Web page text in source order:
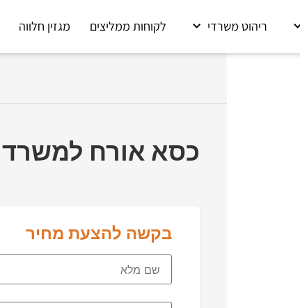
ריהוט משרדי לקוחות ממליצים מגזין חלווה
כסא אורח למשרד C3103
בקשה להצעת מחיר